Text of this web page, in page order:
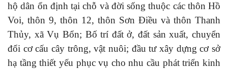
hộ dân ổn định tại chỗ và đời sống thuộc các thôn Hồ
Voi, thôn 9, thôn 12, thôn Sơn Điều và thôn Thanh
Thủy, xã Vụ Bổn; Bố trí đất ở, đất sản xuất, chuyển
đổi cơ cấu cây trông, vật nuôi; đầu tư xây dựng cơ sở
hạ tầng thiết yếu phục vụ cho nhu cầu phát triển kinh